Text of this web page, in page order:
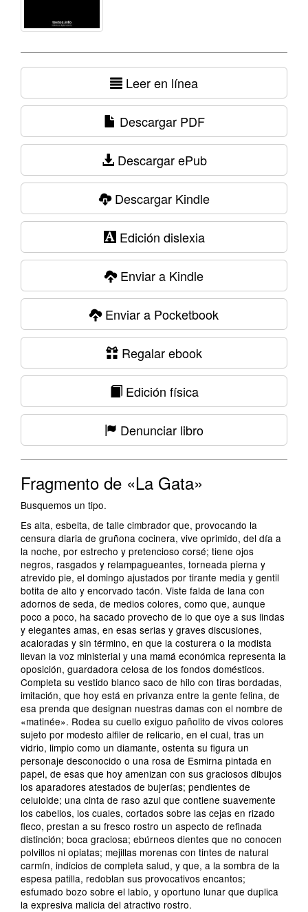
Leer en línea
Descargar PDF
Descargar ePub
Descargar Kindle
Edición dislexia
Enviar a Kindle
Enviar a Pocketbook
Regalar ebook
Edición física
Denunciar libro
Fragmento de «La Gata»
Busquemos un tipo.
Es alta, esbelta, de talle cimbrador que, provocando la
censura diaria de gruñona cocinera, vive oprimido, del día a
la noche, por estrecho y pretencioso corsé; tiene ojos
negros, rasgados y relampagueantes, torneada pierna y
atrevido pie, el domingo ajustados por tirante media y gentil
botita de alto y encorvado tacón. Viste falda de lana con
adornos de seda, de medios colores, como que, aunque
poco a poco, ha sacado provecho de lo que oye a sus lindas
y elegantes amas, en esas serias y graves discusiones,
acaloradas y sin término, en que la costurera o la modista
llevan la voz ministerial y una mamá económica representa la
oposición, guardadora celosa de los fondos domésticos.
Completa su vestido blanco saco de hilo con tiras bordadas,
imitación, que hoy está en privanza entre la gente felina, de
esa prenda que designan nuestras damas con el nombre de
«matinée». Rodea su cuello exiguo pañolito de vivos colores
sujeto por modesto alfiler de relicario, en el cual, tras un
vidrio, limpio como un diamante, ostenta su figura un
personaje desconocido o una rosa de Esmirna pintada en
papel, de esas que hoy amenizan con sus graciosos dibujos
los aparadores atestados de bujerías; pendientes de
celuloide; una cinta de raso azul que contiene suavemente
los cabellos, los cuales, cortados sobre las cejas en rizado
fleco, prestan a su fresco rostro un aspecto de refinada
distinción; boca graciosa; ebúrneos dientes que no conocen
polvillos ni opiatas; mejillas morenas con tintes de natural
carmín, indicios de completa salud, y que, a la sombra de la
espesa patilla, redoblan sus provocativos encantos;
esfumado bozo sobre el labio, y oportuno lunar que duplica
la expresiva malicia del atractivo rostro.